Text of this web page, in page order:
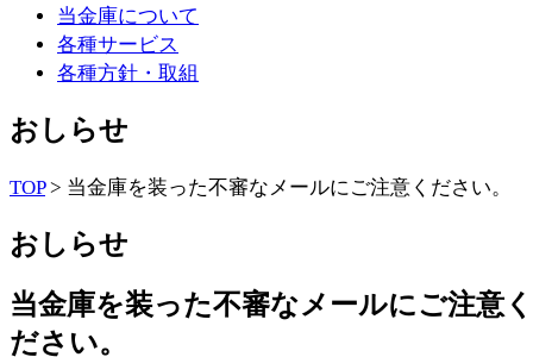
当金庫について
各種サービス
各種方針・取組
おしらせ
TOP> 当金庫を装った不審なメールにご注意ください。
おしらせ
当金庫を装った不審なメールにご注意く
ださい。